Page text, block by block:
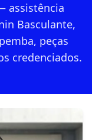
assistência
Basculante,
peças
credenciados.